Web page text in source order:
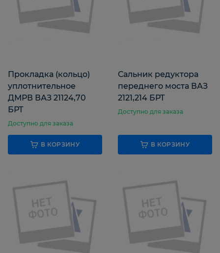
Прокладка (кольцо)
уплотнительное
ДМРВ ВАЗ 21124,70
БРТ
Доступно для заказа
В КОРЗИНУ
Сальник редуктора
переднего моста ВАЗ
2121,214 БРТ
Доступно для заказа
В КОРЗИНУ